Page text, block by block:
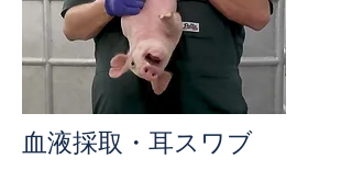
血液採取・耳スワブ